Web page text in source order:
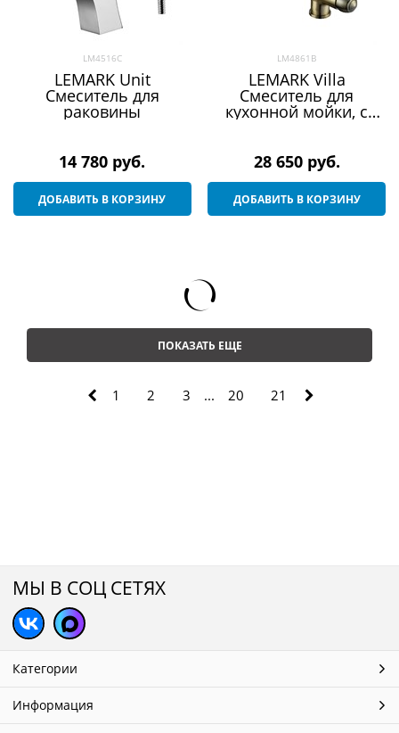
LM4516C
LEMARK Unit
Смеситель для
раковины
14 780 руб.
ДОБАВИТЬ В КОРЗИНУ
LM4861B
LEMARK Villa
Смеситель для
кухонной мойки, с
28 650 руб.
ДОБАВИТЬ В КОРЗИНУ
ПОКАЗАТЬ ЕЩЕ
1 2 3 ... 20 21
МЫ В СОЦ СЕТЯХ
Категории
Информация